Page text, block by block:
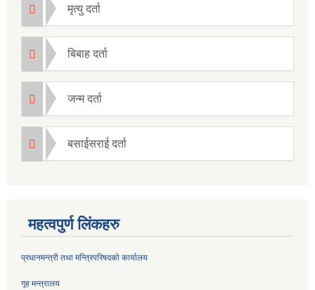
मृत्यु दर्ता
बिबाह दर्ता
जन्म दर्ता
बसाईसराई दर्ता
महत्वपुर्ण लिंकहरु
प्रधानमन्त्री तथा मन्त्रिपरिषदको कार्यालय
गृह मन्त्रालय